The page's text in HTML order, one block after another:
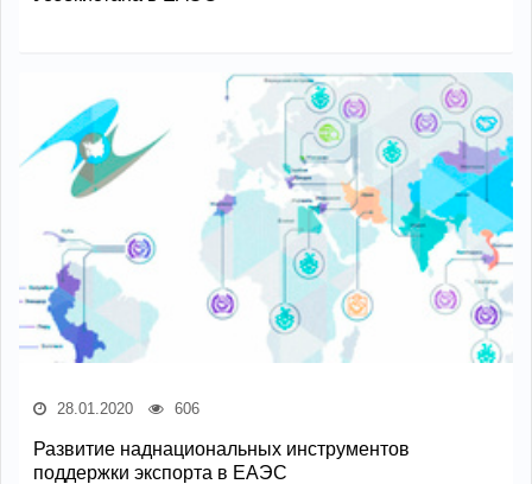
28.01.2020 606
Развитие наднациональных инструментов
поддержки экспорта в ЕАЭС